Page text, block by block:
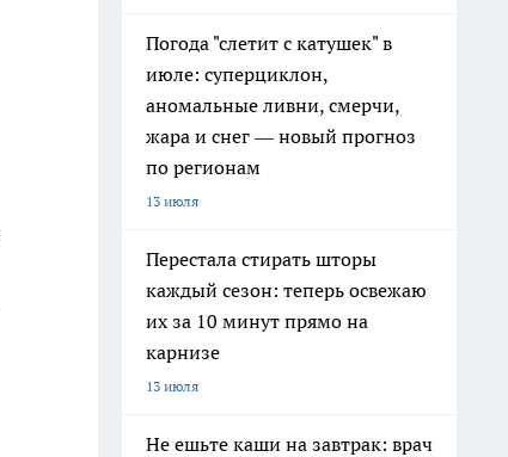
Погода "слетит с катушек" в
июле: суперциклон,
аномальные ливни, смерчи,
жара и снег — новый прогноз
по регионам
13 июля
Перестала стирать шторы
каждый сезон: теперь освежаю
их за 10 минут прямо на
карнизе
13 июля
Не ешьте каши на завтрак: врач